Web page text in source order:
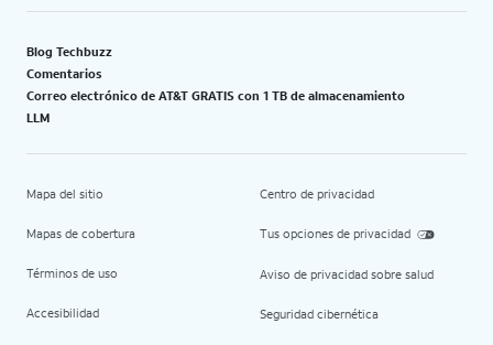
Blog Techbuzz
Comentarios
Correo electrónico de AT&T GRATIS con 1 TB de almacenamiento
LLM
Mapa del sitio
Mapas de cobertura
Términos de uso
Accesibilidad
Centro de privacidad
Tus opciones de privacidad
Aviso de privacidad sobre salud
Seguridad cibernética